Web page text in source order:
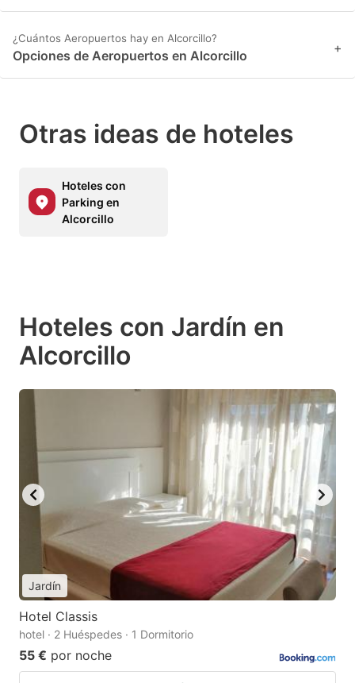
¿Cuántos Aeropuertos hay en Alcorcillo?
Opciones de Aeropuertos en Alcorcillo +
Otras ideas de hoteles
Hoteles con
Parking en
Alcorcillo
Hoteles con Jardín en
Alcorcillo
Jardín
Hotel Classis
hotel · 2 Huéspedes · 1 Dormitorio
55 € por noche